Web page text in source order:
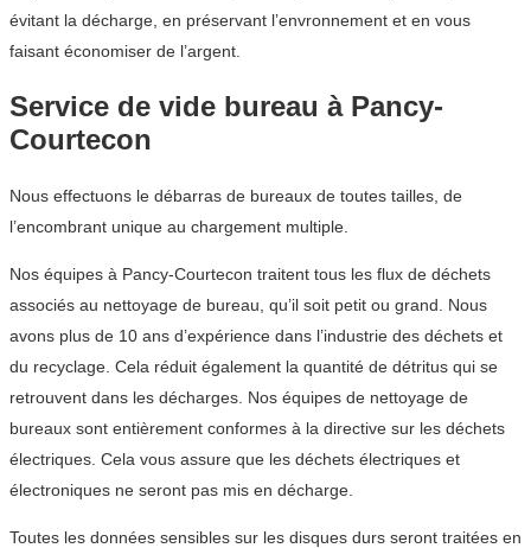
évitant la décharge, en préservant l’envronnement et en vous
faisant économiser de l’argent.
Service de vide bureau à Pancy-
Courtecon
Nous effectuons le débarras de bureaux de toutes tailles, de
l’encombrant unique au chargement multiple.
Nos équipes à Pancy-Courtecon traitent tous les flux de déchets
associés au nettoyage de bureau, qu’il soit petit ou grand. Nous
avons plus de 10 ans d’expérience dans l’industrie des déchets et
du recyclage. Cela réduit également la quantité de détritus qui se
retrouvent dans les décharges. Nos équipes de nettoyage de
bureaux sont entièrement conformes à la directive sur les déchets
électriques. Cela vous assure que les déchets électriques et
électroniques ne seront pas mis en décharge.
Toutes les données sensibles sur les disques durs seront traitées en